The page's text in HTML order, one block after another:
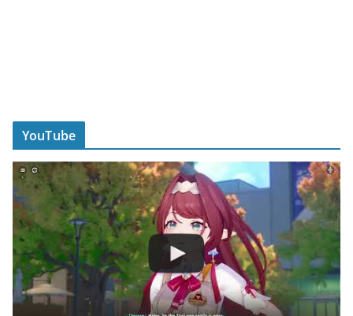
YouTube